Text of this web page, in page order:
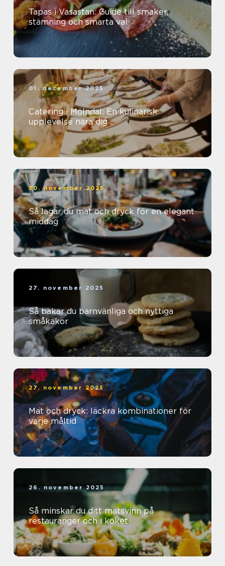
Tapas i Vasastan: Guide till smaker,
stämning och smarta val
01. december 2025
Catering i Mölndal: En kulinarisk
upplevelse nära dig
30. november 2025
Så lagar du mat och dryck för en elegant
middag
27. november 2025
Så bakar du barnvänliga och nyttiga
småkakor
27. november 2025
Mat och dryck: läckra kombinationer för
varje måltid
26. november 2025
Så minskar du ditt matsvinn på
restauranger och i köket